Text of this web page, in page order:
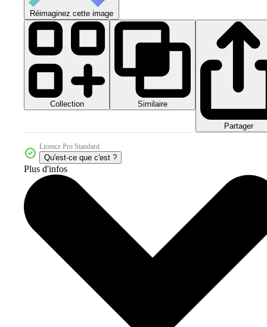
Réimaginez cette image
Collection Similaire
Partager
Licence Pro Standard
Qu'est-ce que c'est ?
Plus d'infos